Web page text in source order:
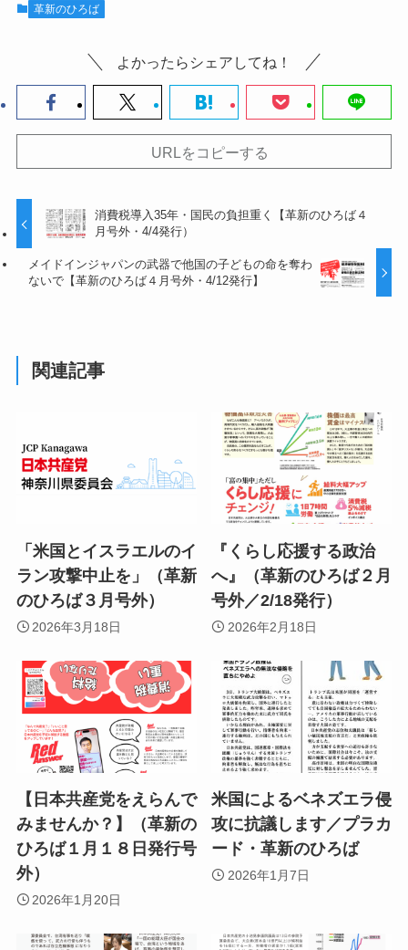
革新のひろば
よかったらシェアしてね！
URLをコピーする
消費税導入35年・国民の負担重く【革新のひろば４
月号外・4/4発行）
メイドインジャパンの武器で他国の子どもの命を奪わ
ないで【革新のひろば４月号外・4/12発行】
関連記事
「米国とイスラエルのイ
ラン攻撃中止を」（革新
のひろば３月号外）
2026年3月18日
『くらし応援する政治
へ』（革新のひろば２月
号外／2/18発行）
2026年2月18日
【日本共産党をえらんで
みませんか？】（革新の
ひろば１月１８日発行号
外）
2026年1月20日
米国によるベネズエラ侵
攻に抗議します／プラカ
ード・革新のひろば
2026年1月7日